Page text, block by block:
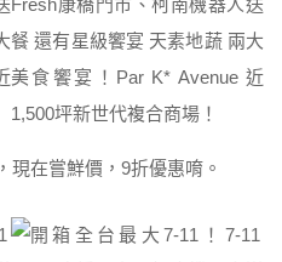
現在嘗鮮價，9折優惠唷。